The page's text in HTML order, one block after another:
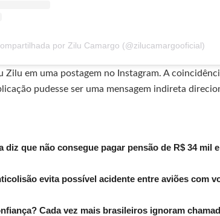
por Zilu Camargo (@zilucamargooficial)
Zilu em uma postagem no Instagram. A
pudesse ser uma mensagem indireta
diz que não consegue pagar pensão de R$ 34 mil
evita possível acidente entre aviões com
Cada vez mais brasileiros ignoram